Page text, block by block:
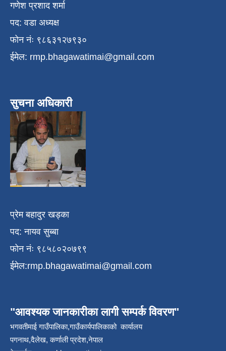
गणेश प्रशाद शर्मा
पद: वडा अध्यक्ष
फोन नंः ९८६३१२७९३०
ईमेल: rmp.bhagawatimai@gmail.com
सुचना अधिकारी
प्रेम बहादुर खड्का
पद: नायव सुब्बा
फोन नंः ९८५८०२०७९९
ईमेल:rmp.bhagawatimai@gmail.com
"आवश्यक जानकारीका लागी सम्पर्क विवरण"
भगवतीमाई गाउँपालिका,गाउँकार्यपालिकाको कार्यालय
पगनाथ,दैलेख, कर्णाली प्रदेश,नेपाल